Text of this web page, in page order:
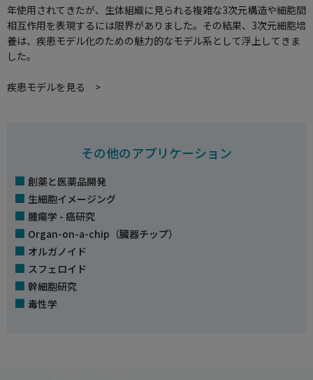
年使用されてきたが、生体組織に見られる複雑な3次元構造や細胞間
相互作用を表現するには限界がありました。その結果、3次元細胞培
養は、疾患モデル化のための魅力的なモデル系として浮上してきま
した。
疾患モデルを見る >
その他のアプリケーション
創薬と医薬品開発
生細胞イメージング
腫瘍学 - 癌研究
Organ-on-a-chip（臓器チップ）
オルガノイド
スフェロイド
幹細胞研究
毒性学